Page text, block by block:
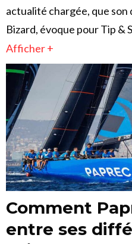
actualité chargée, que
Bizard, évoque pour Tip &
Afficher +
Comment
entre ses